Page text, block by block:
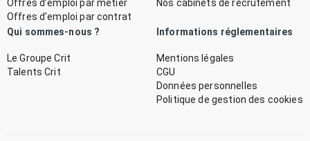
Offres d’emploi par métier
Offres d’emploi par contrat
Nos cabinets de recrutement
Qui sommes-nous ?
Le Groupe Crit
Talents Crit
Informations réglementaires
Mentions légales
CGU
Données personnelles
Politique de gestion des cookies